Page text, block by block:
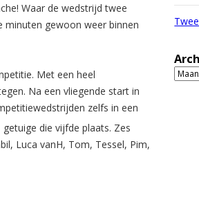
Waar de wedstrijd twee
minuten gewoon weer binnen
Met een heel
Na een vliegende start in
zelfs in een
die vijfde plaats. Zes
Luca vanH, Tom, Tessel, Pim,